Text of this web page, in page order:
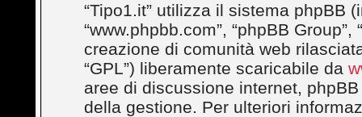
“Tipo1.it” utilizza il sistema phpBB
“www.phpbb.com”, “phpBB
creazione di comunità web
“GPL”) liberamente scaricabile da
aree di discussione internet,
della gestione. Per ulteriori